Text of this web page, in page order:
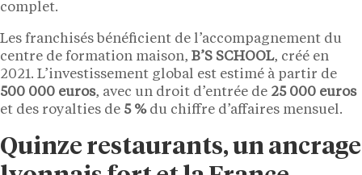
complet.
Les franchisés bénéficient de l’accompagnement du
centre de formation maison, B’S SCHOOL, créé en
2021. L’investissement global est estimé à partir de
500 000 euros, avec un droit d’entrée de 25 000 euros
et des royalties de 5 %du chiffre d’affaires mensuel.
Quinze restaurants, un ancrage